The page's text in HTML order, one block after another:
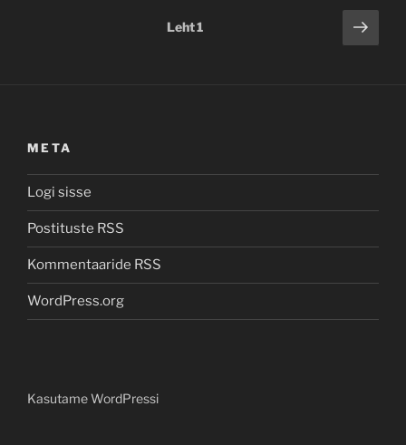
Leht1
lk
META
Logi sisse
Postituste RSS
Kommentaaride RSS
WordPress.org
Kasutame WordPressi